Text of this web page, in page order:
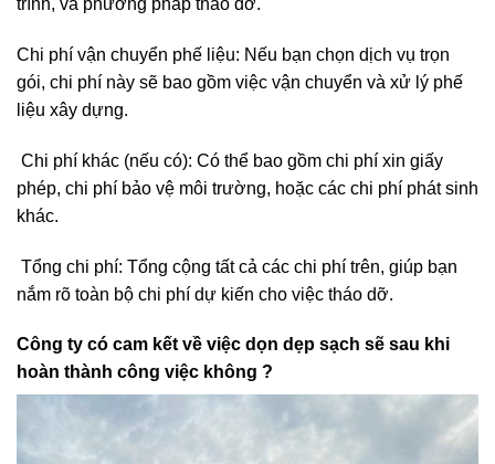
trình, và phương pháp tháo dỡ.
Chi phí vận chuyển phế liệu: Nếu bạn chọn dịch vụ trọn
gói, chi phí này sẽ bao gồm việc vận chuyển và xử lý phế
liệu xây dựng.
Chi phí khác (nếu có): Có thể bao gồm chi phí xin giấy
phép, chi phí bảo vệ môi trường, hoặc các chi phí phát sinh
khác.
Tổng chi phí: Tổng cộng tất cả các chi phí trên, giúp bạn
nắm rõ toàn bộ chi phí dự kiến cho việc tháo dỡ.
Công ty có cam kết về việc dọn dẹp sạch sẽ sau khi
hoàn thành công việc không ?